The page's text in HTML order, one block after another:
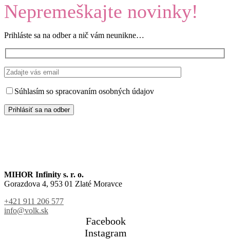
Nepremeškajte novinky!
Prihláste sa na odber a nič vám neunikne…
Súhlasím so spracovaním osobných údajov
MIHOR Infinity s. r. o.
Gorazdova 4, 953 01 Zlaté Moravce
+421 911 206 577
info@volk.sk
Facebook
Instagram